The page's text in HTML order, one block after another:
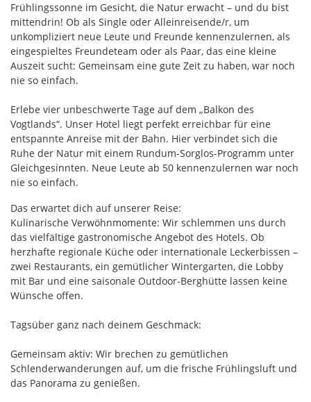
Frühlingssonne im Gesicht, die Natur erwacht – und du bist
mittendrin! Ob als Single oder Alleinreisende/r, um
unkompliziert neue Leute und Freunde kennenzulernen, als
eingespieltes Freundeteam oder als Paar, das eine kleine
Auszeit sucht: Gemeinsam eine gute Zeit zu haben, war noch
nie so einfach.
Erlebe vier unbeschwerte Tage auf dem „Balkon des
Vogtlands“. Unser Hotel liegt perfekt erreichbar für eine
entspannte Anreise mit der Bahn. Hier verbindet sich die
Ruhe der Natur mit einem Rundum-Sorglos-Programm unter
Gleichgesinnten. Neue Leute ab 50 kennenzulernen war noch
nie so einfach.
Das erwartet dich auf unserer Reise:
Kulinarische Verwöhnmomente: Wir schlemmen uns durch
das vielfältige gastronomische Angebot des Hotels. Ob
herzhafte regionale Küche oder internationale Leckerbissen –
zwei Restaurants, ein gemütlicher Wintergarten, die Lobby
mit Bar und eine saisonale Outdoor-Berghütte lassen keine
Wünsche offen.
Tagsüber ganz nach deinem Geschmack:
Gemeinsam aktiv: Wir brechen zu gemütlichen
Schlenderwanderungen auf, um die frische Frühlingsluft und
das Panorama zu genießen.